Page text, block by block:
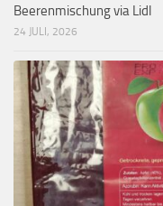
Beerenmischung via Lidl
24 JULI, 2026